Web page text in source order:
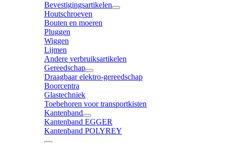
Bevestigingsartikelen
Houtschroeven
Bouten en moeren
Pluggen
Wiggen
Lijmen
Andere verbruiksartikelen
Gereedschap
Draagbaar elektro-gereedschap
Boorcentra
Glastechniek
Toebehoren voor transportkisten
Kantenband
Kantenband EGGER
Kantenband POLYREY